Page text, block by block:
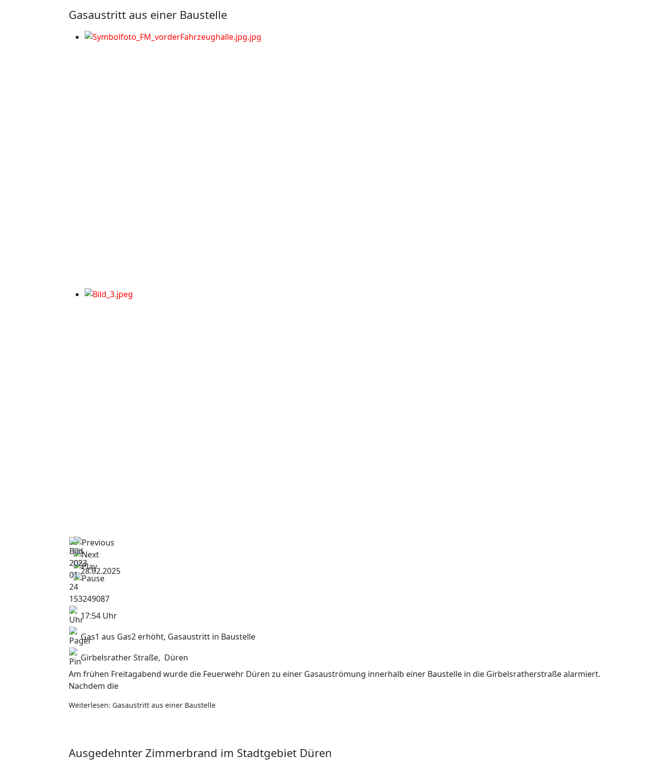
Gasaustritt aus einer Baustelle
28.02.2025
17:54 Uhr
Gas1 aus Gas2 erhöht, Gasaustritt in Baustelle
Girbelsrather Straße, Düren
Am frühen Freitagabend wurde die Feuerwehr Düren zu einer Gasauströmung innerhalb einer Baustelle in die Girbelsratherstraße alarmiert.
Nachdem die
Weiterlesen: Gasaustritt aus einer Baustelle
Ausgedehnter Zimmerbrand im Stadtgebiet Düren